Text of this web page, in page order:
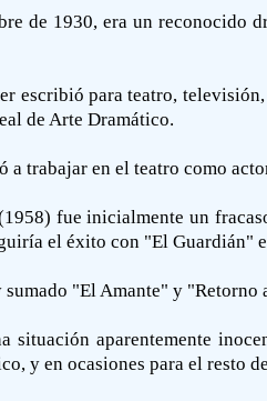
de 1930, era un reconocido
escribió para teatro,
de Arte Dramático.
a trabajar en el teatro como
fue inicialmente un
el éxito con "El Guardián"
sumado "El Amante" y
situación aparentemente
y en ocasiones para el resto